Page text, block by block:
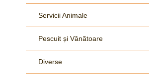
Servicii Animale
Pescuit și Vânãtoare
Diverse